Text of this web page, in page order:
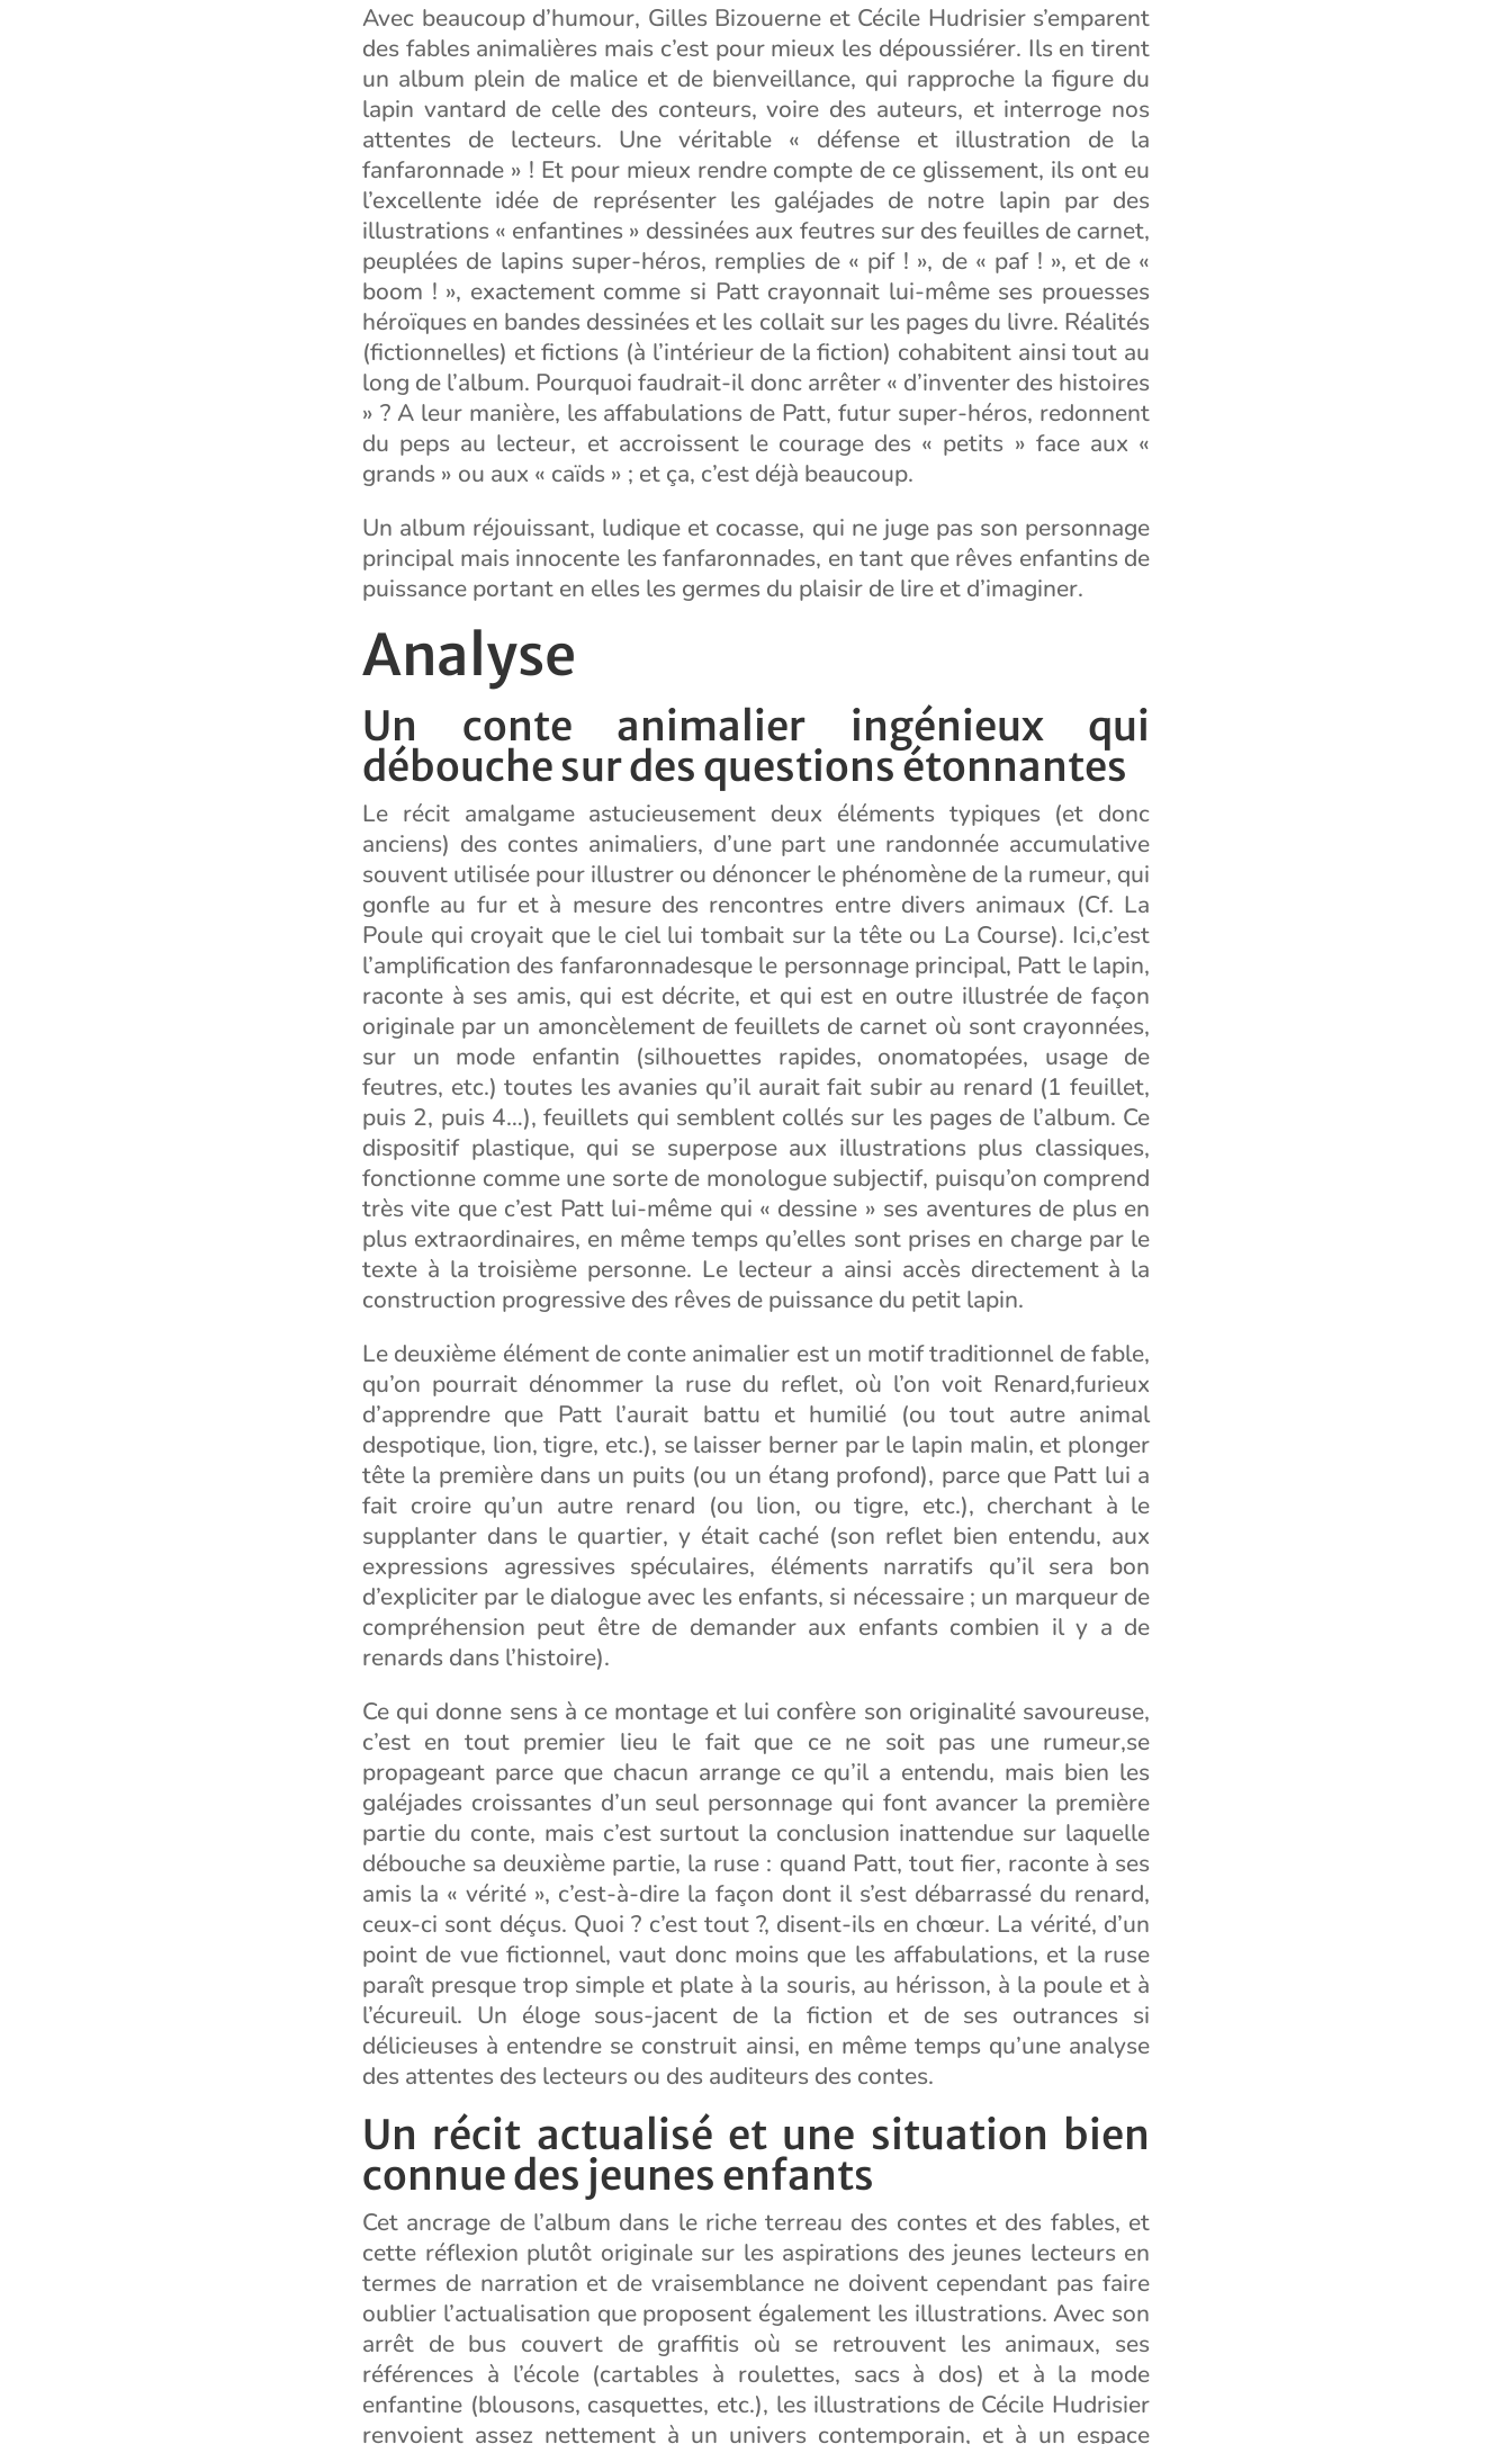
Avec beaucoup d’humour, Gilles Bizouerne et Cécile Hudrisier s’emparent
des fables animalières mais c’est pour mieux les dépoussiérer. Ils en tirent
un album plein de malice et de bienveillance, qui rapproche la figure du
lapin vantard de celle des conteurs, voire des auteurs, et interroge nos
attentes de lecteurs. Une véritable « défense et illustration de la
fanfaronnade » ! Et pour mieux rendre compte de ce glissement, ils ont eu
l’excellente idée de représenter les galéjades de notre lapin par des
illustrations « enfantines » dessinées aux feutres sur des feuilles de carnet,
peuplées de lapins super-héros, remplies de « pif ! », de « paf ! », et de «
boom ! », exactement comme si Patt crayonnait lui-même ses prouesses
héroïques en bandes dessinées et les collait sur les pages du livre. Réalités
(fictionnelles) et fictions (à l’intérieur de la fiction) cohabitent ainsi tout au
long de l’album. Pourquoi faudrait-il donc arrêter « d’inventer des histoires
» ? A leur manière, les affabulations de Patt, futur super-héros, redonnent
du peps au lecteur, et accroissent le courage des « petits » face aux «
grands » ou aux « caïds » ; et ça, c’est déjà beaucoup.
Un album réjouissant, ludique et cocasse, qui ne juge pas son personnage
principal mais innocente les fanfaronnades, en tant que rêves enfantins de
puissance portant en elles les germes du plaisir de lire et d’imaginer.
Analyse
Un conte animalier ingénieux qui
débouche sur des questions étonnantes
Le récit amalgame astucieusement deux éléments typiques (et donc
anciens) des contes animaliers, d’une part une randonnée accumulative
souvent utilisée pour illustrer ou dénoncer le phénomène de la rumeur, qui
gonfle au fur et à mesure des rencontres entre divers animaux (Cf. La
Poule qui croyait que le ciel lui tombait sur la tête ou La Course). Ici,c’est
l’amplification des fanfaronnadesque le personnage principal, Patt le lapin,
raconte à ses amis, qui est décrite, et qui est en outre illustrée de façon
originale par un amoncèlement de feuillets de carnet où sont crayonnées,
sur un mode enfantin (silhouettes rapides, onomatopées, usage de
feutres, etc.) toutes les avanies qu’il aurait fait subir au renard (1 feuillet,
puis 2, puis 4…), feuillets qui semblent collés sur les pages de l’album. Ce
dispositif plastique, qui se superpose aux illustrations plus classiques,
fonctionne comme une sorte de monologue subjectif, puisqu’on comprend
très vite que c’est Patt lui-même qui « dessine » ses aventures de plus en
plus extraordinaires, en même temps qu’elles sont prises en charge par le
texte à la troisième personne. Le lecteur a ainsi accès directement à la
construction progressive des rêves de puissance du petit lapin.
Le deuxième élément de conte animalier est un motif traditionnel de fable,
qu’on pourrait dénommer la ruse du reflet, où l’on voit Renard,furieux
d’apprendre que Patt l’aurait battu et humilié (ou tout autre animal
despotique, lion, tigre, etc.), se laisser berner par le lapin malin, et plonger
tête la première dans un puits (ou un étang profond), parce que Patt lui a
fait croire qu’un autre renard (ou lion, ou tigre, etc.), cherchant à le
supplanter dans le quartier, y était caché (son reflet bien entendu, aux
expressions agressives spéculaires, éléments narratifs qu’il sera bon
d’expliciter par le dialogue avec les enfants, si nécessaire ; un marqueur de
compréhension peut être de demander aux enfants combien il y a de
renards dans l’histoire).
Ce qui donne sens à ce montage et lui confère son originalité savoureuse,
c’est en tout premier lieu le fait que ce ne soit pas une rumeur,se
propageant parce que chacun arrange ce qu’il a entendu, mais bien les
galéjades croissantes d’un seul personnage qui font avancer la première
partie du conte, mais c’est surtout la conclusion inattendue sur laquelle
débouche sa deuxième partie, la ruse : quand Patt, tout fier, raconte à ses
amis la « vérité », c’est-à-dire la façon dont il s’est débarrassé du renard,
ceux-ci sont déçus. Quoi ? c’est tout ?, disent-ils en chœur. La vérité, d’un
point de vue fictionnel, vaut donc moins que les affabulations, et la ruse
paraît presque trop simple et plate à la souris, au hérisson, à la poule et à
l’écureuil. Un éloge sous-jacent de la fiction et de ses outrances si
délicieuses à entendre se construit ainsi, en même temps qu’une analyse
des attentes des lecteurs ou des auditeurs des contes.
Un récit actualisé et une situation bien
connue des jeunes enfants
Cet ancrage de l’album dans le riche terreau des contes et des fables, et
cette réflexion plutôt originale sur les aspirations des jeunes lecteurs en
termes de narration et de vraisemblance ne doivent cependant pas faire
oublier l’actualisation que proposent également les illustrations. Avec son
arrêt de bus couvert de graffitis où se retrouvent les animaux, ses
références à l’école (cartables à roulettes, sacs à dos) et à la mode
enfantine (blousons, casquettes, etc.), les illustrations de Cécile Hudrisier
renvoient assez nettement à un univers contemporain, et à un espace